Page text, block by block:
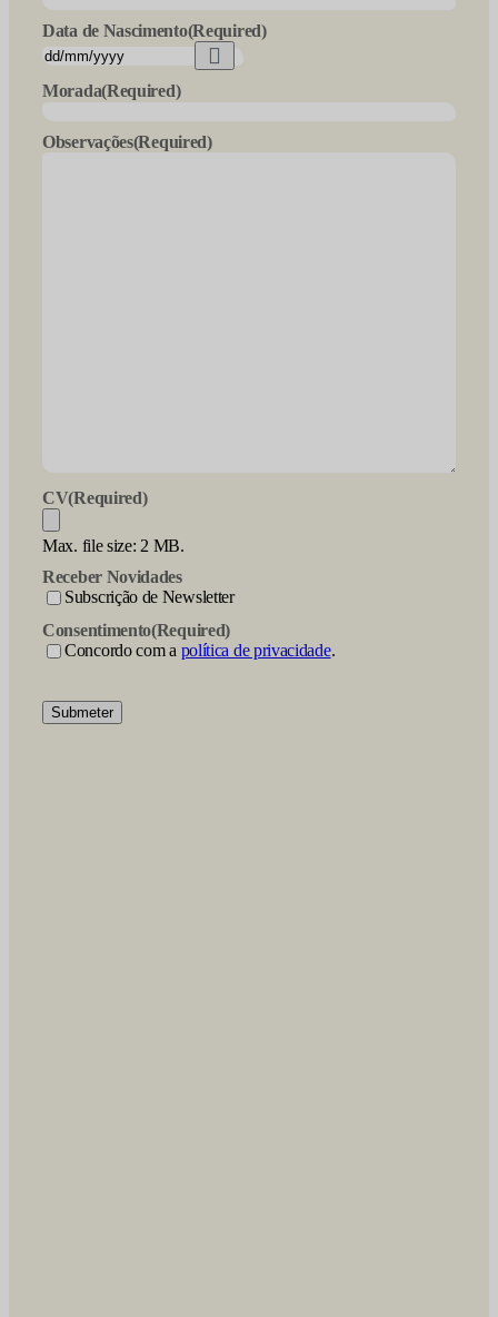
Data de Nascimento(Required)
Morada(Required)
Observações(Required)
CV(Required)
Max. file size: 2 MB.
Receber Novidades
Subscrição de Newsletter
Consentimento(Required)
Concordo com a política de privacidade.
Submeter